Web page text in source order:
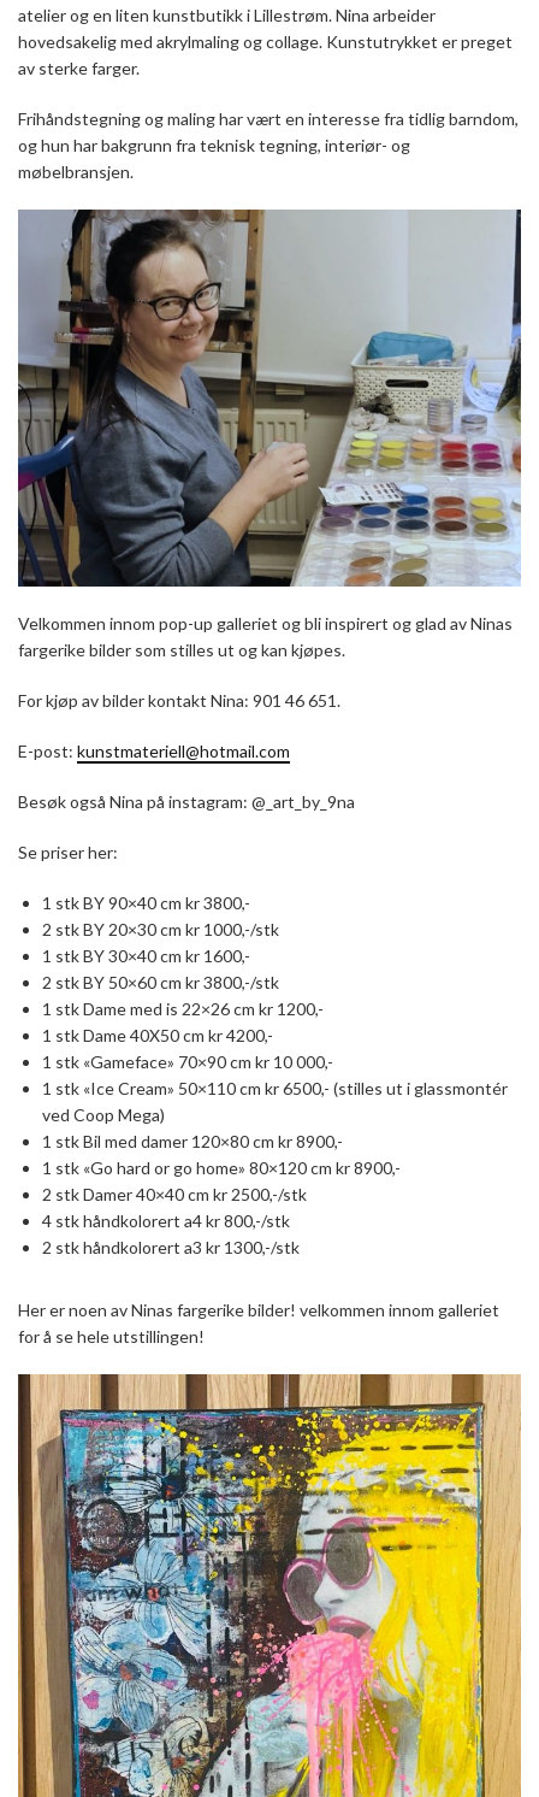
atelier og en liten kunstbutikk i Lillestrøm. Nina arbeider
hovedsakelig med akrylmaling og collage. Kunstutrykket er preget
av sterke farger.
Frihåndstegning og maling har vært en interesse fra tidlig barndom,
og hun har bakgrunn fra teknisk tegning, interiør- og
møbelbransjen.
Velkommen innom pop-up galleriet og bli inspirert og glad av Ninas
fargerike bilder som stilles ut og kan kjøpes.
For kjøp av bilder kontakt Nina: 901 46 651.
E-post: kunstmateriell@hotmail.com
Besøk også Nina på instagram: @_art_by_9na
Se priser her:
1 stk BY 90×40 cm kr 3800,-
2 stk BY 20×30 cm kr 1000,-/stk
1 stk BY 30×40 cm kr 1600,-
2 stk BY 50×60 cm kr 3800,-/stk
1 stk Dame med is 22×26 cm kr 1200,-
1 stk Dame 40X50 cm kr 4200,-
1 stk «Gameface» 70×90 cm kr 10 000,-
1 stk «Ice Cream» 50×110 cm kr 6500,- (stilles ut i glassmontér
ved Coop Mega)
1 stk Bil med damer 120×80 cm kr 8900,-
1 stk «Go hard or go home» 80×120 cm kr 8900,-
2 stk Damer 40×40 cm kr 2500,-/stk
4 stk håndkolorert a4 kr 800,-/stk
2 stk håndkolorert a3 kr 1300,-/stk
Her er noen av Ninas fargerike bilder! velkommen innom galleriet
for å se hele utstillingen!